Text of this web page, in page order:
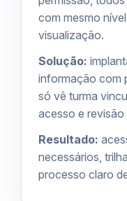
com mesmo
visualização.
Solução:
informação com
só vê turma
acesso e revisão
Resultado:
necessários,
processo claro